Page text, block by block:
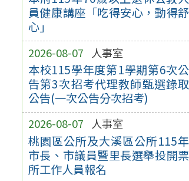
員健康講座「吃得安心，動得舒
心」
2026-08-07 人事室
本校115學年度第1學期第6次公
告第3次招考代理教師甄選錄取
公告(一次公告分次招考)
2026-08-07 人事室
桃園區公所及大溪區公所115年
市長、市議員暨里長選舉投開票
所工作人員報名